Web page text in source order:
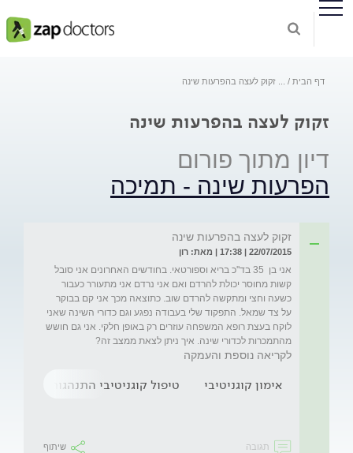
דף הבית זקוק לעצה בהפרעות שינה
זקוק לעצה בהפרעות שינה
דיון מתוך פורום
הפרעות שינה - תמיכה
זקוק לעצה בהפרעות שינה
22/07/2015 | 17:38 | מאת: רון
אני בן  35 בד''כ בריא וספורטאי. בחודשים האחרונים אני סובל
קשות מחוסר יכולת להרדם ואם אני נרדם אני מתעורר כעבור
כשעה וחצי ומתקשה להרדם שוב. כתוצאה מכך אני קם בבוקר
על צד שמאל. התפקוד שלי בעבודה נפגע וגם כדורי השינה שאני
לוקח בעצת רופא המשפחה עוזרים רק באופן חלקי. אני גם חושש
מהתמכרות לכדורי שינה. איך ניתן לצאת ממצב זה?
לקריאה נוספת והעמקה
אימון קוגניטיבי טיפול קוגניטיבי התנהגותי
תגובה שיתוף